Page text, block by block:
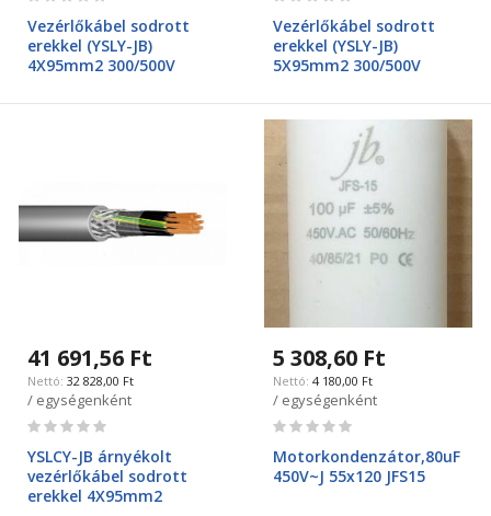
Vezérlőkábel sodrott
erekkel (YSLY-JB)
4X95mm2 300/500V
Vezérlőkábel sodrott
erekkel (YSLY-JB)
5X95mm2 300/500V
41 691,56 Ft
32 828,00 Ft
/ egységenként
Rating:
YSLCY-JB árnyékolt
vezérlőkábel sodrott
erekkel 4X95mm2
5 308,60 Ft
4 180,00 Ft
/ egységenként
Rating:
Motorkondenzátor,80uF
450V~J 55x120 JFS15